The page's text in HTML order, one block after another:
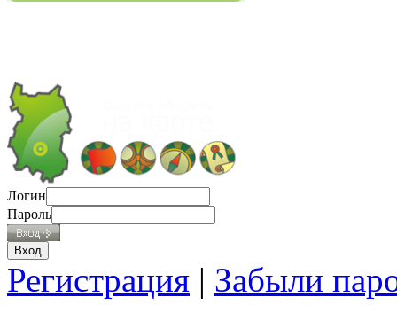
Логин
Пароль
Регистрация | Забыли